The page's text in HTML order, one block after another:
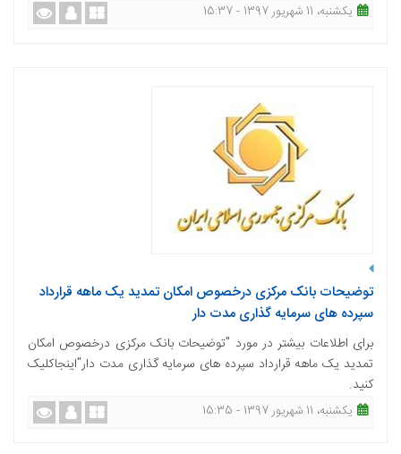
یکشنبه، 11 شهریور 1397 - 15:37
توضیحات بانک مرکزی درخصوص امکان تمدید یک ماهه قرارداد
سپرده های سرمایه گذاری مدت دار
برای اطلاعات بیشتر در مورد "توضیحات بانک مرکزی درخصوص امکان
تمدید یک ماهه قرارداد سپرده های سرمایه گذاری مدت دار"اینجاکلیک
کنید.
یکشنبه، 11 شهریور 1397 - 15:35